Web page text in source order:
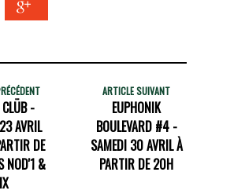
CLÜB -
AVRIL
DE
NOD'1 &
ARTICLE SUIVANT
EUPHONIK
BOULEVARD #4 -
SAMEDI 30 AVRIL À
PARTIR DE 20H